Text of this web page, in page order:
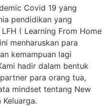
Covid 19 yang
pendidikan yang
( Learning From Home
menharuskan para
kemampuan lagi
hadir dalam bentuk
para orang tua,
mindset tentang New